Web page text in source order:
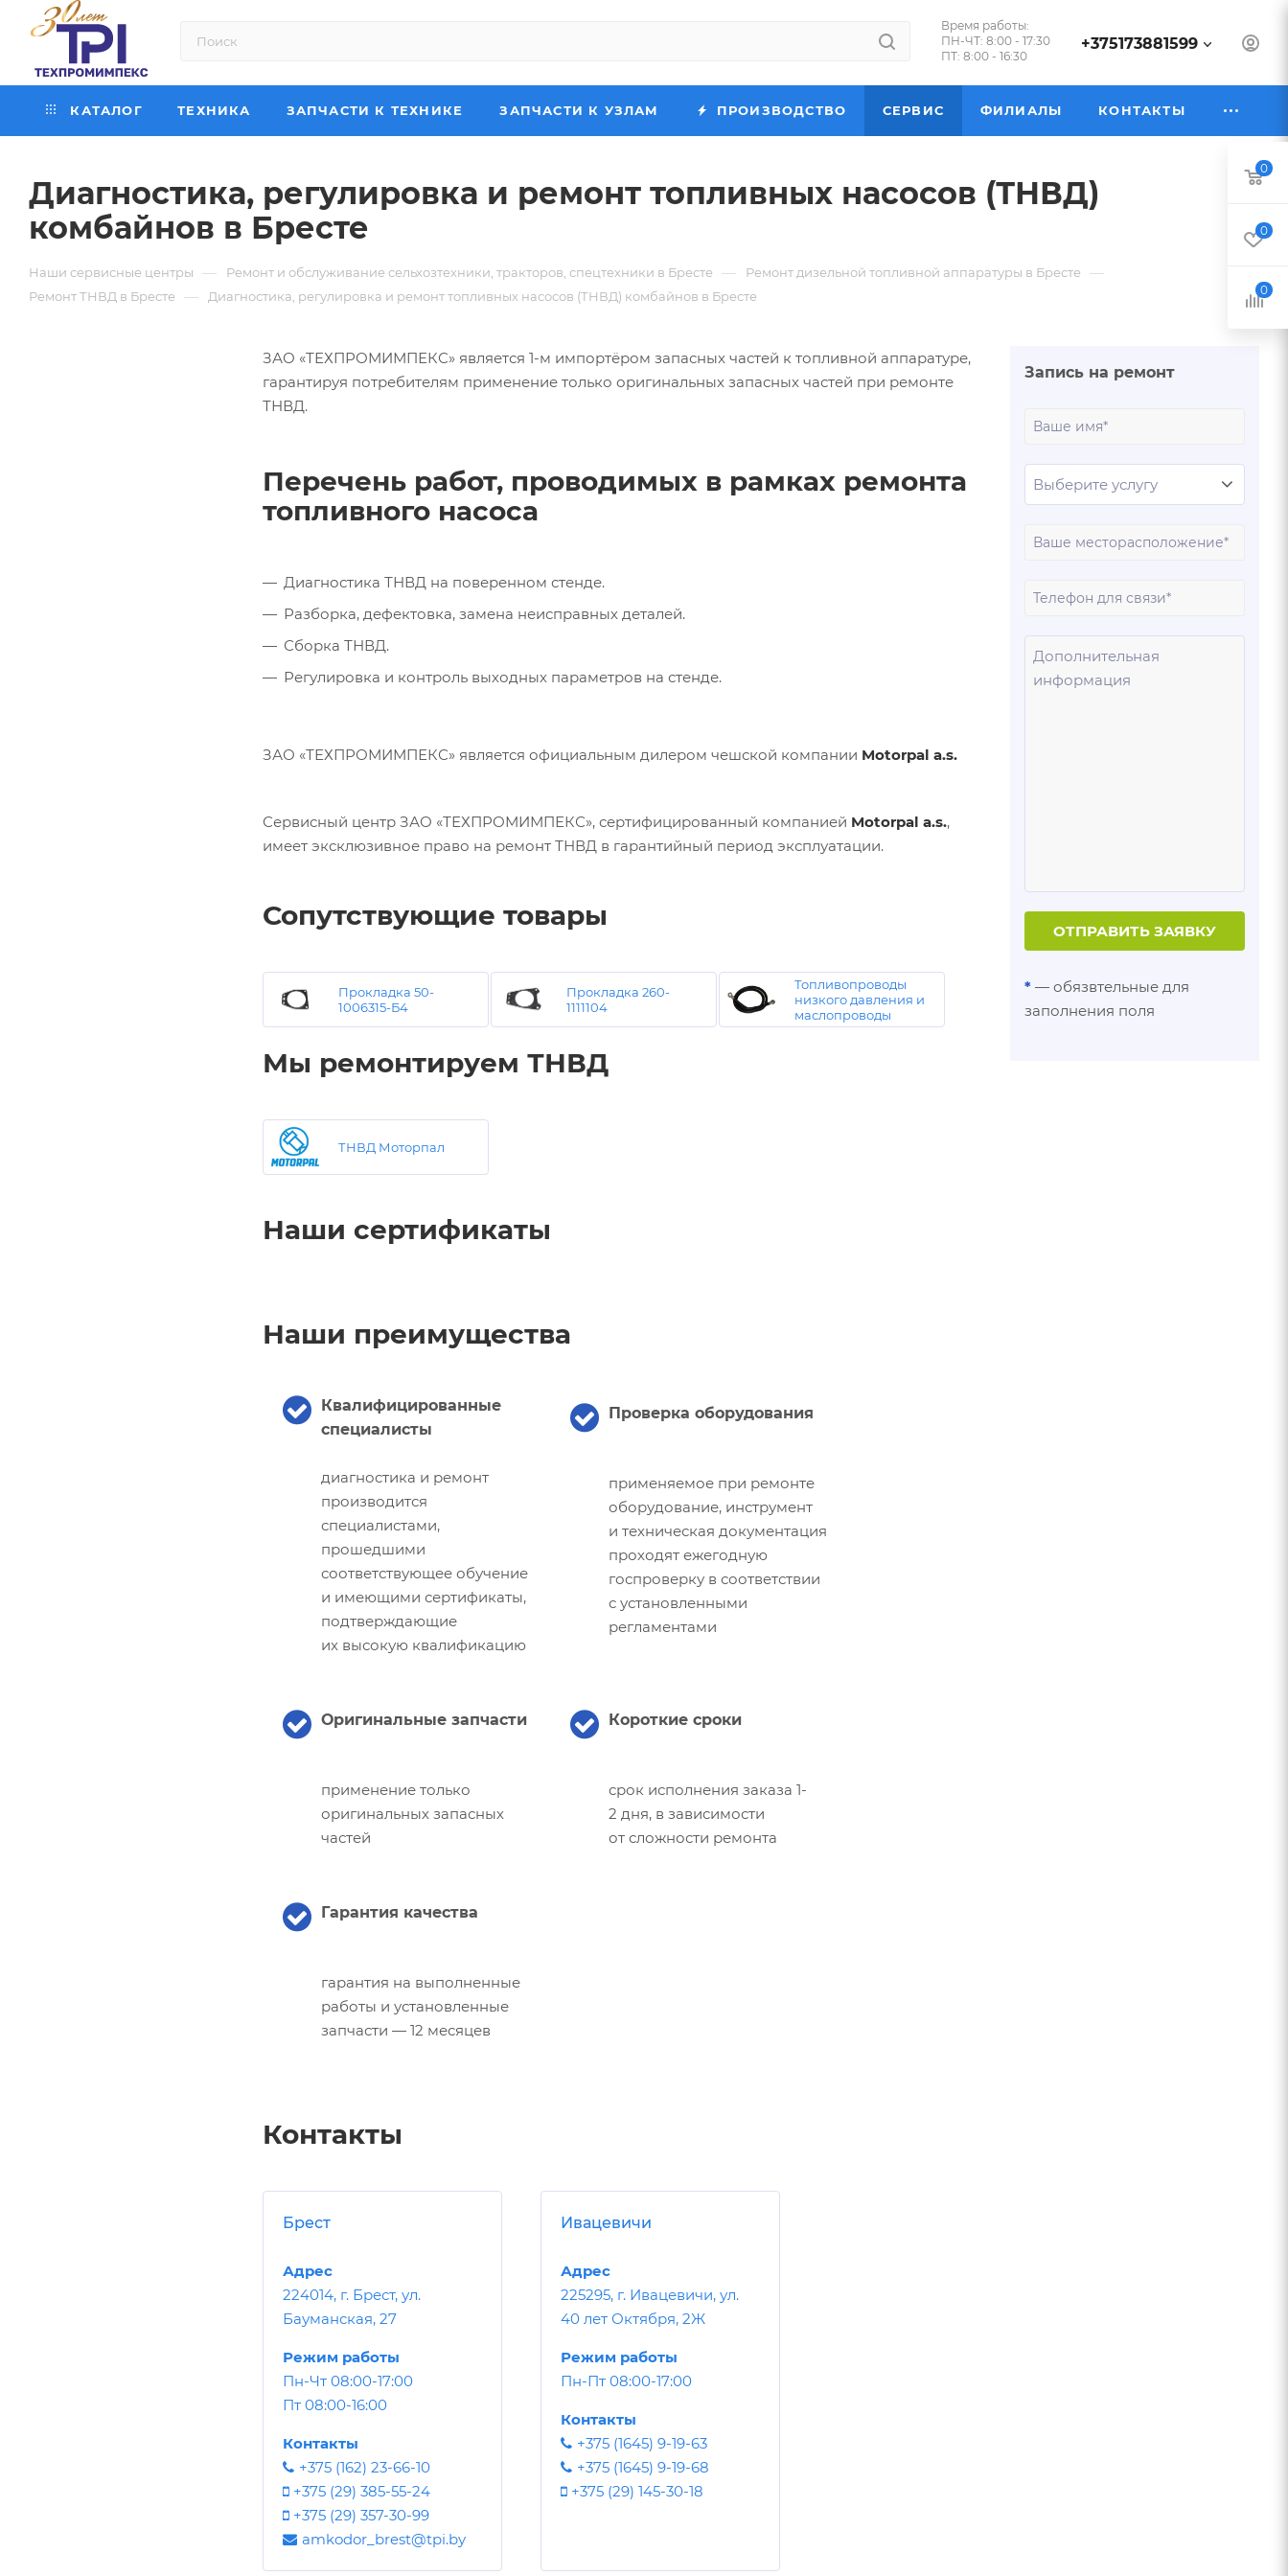
Время работы:
ПН-ЧТ: 8:00 - 17:30
ПТ: 8:00 - 16:30
+375173881599
КАТАЛОГ ТЕХНИКА ЗАПЧАСТИ К ТЕХНИКЕ ЗАПЧАСТИ К УЗЛАМ ПРОИЗВОДСТВО СЕРВИС ФИЛИАЛЫ КОНТАКТЫ
Диагностика, регулировка и ремонт топливных насосов (ТНВД)
комбайнов в Бресте
Наши сервисные центры — Ремонт и обслуживание сельхозтехники, тракторов, спецтехники в Бресте — Ремонт дизельной топливной аппаратуры в Бресте —
Ремонт ТНВД в Бресте — Диагностика, регулировка и ремонт топливных насосов (ТНВД) комбайнов в Бресте
ЗАО «ТЕХПРОМИМПЕКС» является 1-м импортёром запасных частей к топливной аппаратуре,
гарантируя потребителям применение только оригинальных запасных частей при ремонте
ТНВД.
Перечень работ, проводимых в рамках ремонта
топливного насоса
Диагностика ТНВД на поверенном стенде.
Разборка, дефектовка, замена неисправных деталей.
Сборка ТНВД.
Регулировка и контроль выходных параметров на стенде.
ЗАО «ТЕХПРОМИМПЕКС» является официальным дилером чешской компании Motorpal a.s.
Сервисный центр ЗАО «ТЕХПРОМИМПЕКС», сертифицированный компанией Motorpal a.s.,
имеет эксклюзивное право на ремонт ТНВД в гарантийный период эксплуатации.
Сопутствующие товары
Прокладка 50-
1006315-Б4
Прокладка 260-
1111104
Топливопроводы
низкого давления и
маслопроводы
Мы ремонтируем ТНВД
ТНВД Моторпал
Наши сертификаты
Наши преимущества
Квалифицированные
специалисты
диагностика и ремонт
производится
специалистами,
прошедшими
соответствующее обучение
и имеющими сертификаты,
подтверждающие
их высокую квалификацию
Проверка оборудования
применяемое при ремонте
оборудование, инструмент
и техническая документация
проходят ежегодную
госпроверку в соответствии
с установленными
регламентами
Оригинальные запчасти
применение только
оригинальных запасных
частей
Короткие сроки
срок исполнения заказа 1-
2 дня, в зависимости
от сложности ремонта
Гарантия качества
гарантия на выполненные
работы и установленные
запчасти — 12 месяцев
Контакты
Брест
Адрес
224014, г. Брест, ул.
Бауманская, 27
Режим работы
Пн-Чт 08:00-17:00
Пт 08:00-16:00
Контакты
+375 (162) 23-66-10
+375 (29) 385-55-24
+375 (29) 357-30-99
amkodor_brest@tpi.by
Ивацевичи
Адрес
225295, г. Ивацевичи, ул.
40 лет Октября, 2Ж
Режим работы
Пн-Пт 08:00-17:00
Контакты
+375 (1645) 9-19-63
+375 (1645) 9-19-68
+375 (29) 145-30-18
Запись на ремонт
ОТПРАВИТЬ ЗАЯВКУ
* — обязвтельные для
заполнения поля
0
0
0